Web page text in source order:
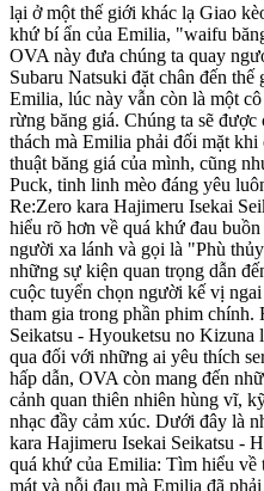
lại ở một thế giới khác lạ Giao
khứ bí ẩn của Emilia, "waifu
OVA này đưa chúng ta quay
Subaru Natsuki đặt chân đến
Emilia, lúc này vẫn còn là một
rừng băng giá. Chúng ta sẽ
thách mà Emilia phải đối mặt khi
thuật băng giá của mình, cũng
Puck, tinh linh mèo đáng yêu
Re:Zero kara Hajimeru Isekai
hiểu rõ hơn về quá khứ đau
người xa lánh và gọi là "Phù
những sự kiện quan trọng dẫn
cuộc tuyển chọn người kế vị
tham gia trong phần phim chính.
Seikatsu - Hyouketsu no Kizuna
qua đối với những ai yêu thích
hấp dẫn, OVA còn mang đến
cảnh quan thiên nhiên hùng vĩ,
nhạc đầy cảm xúc. Dưới đây là
kara Hajimeru Isekai Seikatsu -
quá khứ của Emilia: Tìm hiểu
mát và nỗi đau mà Emilia đã